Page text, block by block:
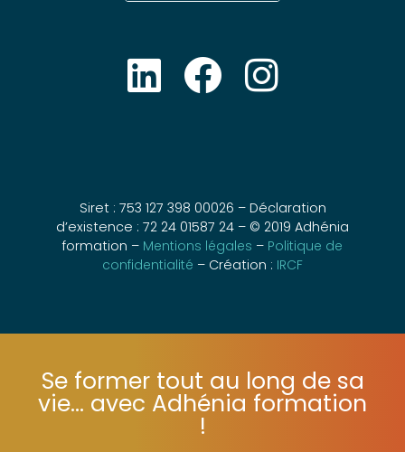
Siret : 753 127 398 00026 – Déclaration
d’existence : 72 24 01587 24 – © 2019 Adhénia
formation – Mentions légales
Politique de
confidentialité – Création : IRCF
Se former tout au long de sa
vie... avec Adhénia formation
!